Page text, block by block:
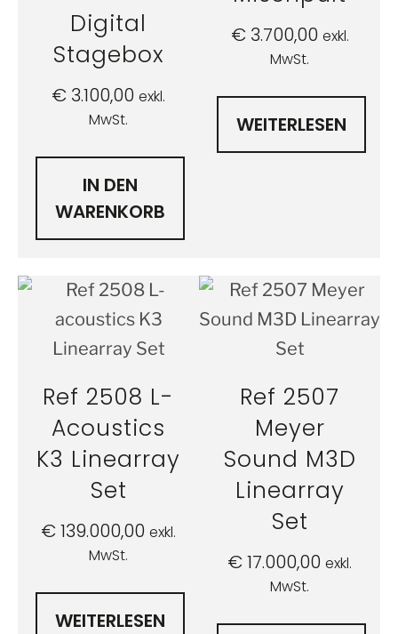
Digital
Stagebox
€ 3.100,00 exkl.
MwSt.
IN DEN
WARENKORB
€3.700,00 exkl.
MwSt.
WEITERLESEN
Ref 2508 L-
Acoustics
K3 Linearray
Set
€139.000,00 exkl.
MwSt.
WEITERLESEN
Ref 2507
Meyer
Sound M3D
Linearray
Set
€17.000,00 exkl.
MwSt.